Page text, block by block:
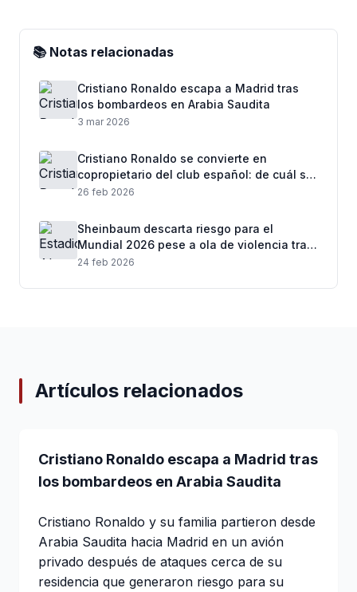
📚 Notas relacionadas
Cristiano Ronaldo escapa a Madrid tras
los bombardeos en Arabia Saudita
3 mar 2026
Cristiano Ronaldo se convierte en
copropietario del club español: de cuál se
trata
26 feb 2026
Sheinbaum descarta riesgo para el
Mundial 2026 pese a ola de violencia tras
muerte de “El Mencho”
24 feb 2026
Artículos relacionados
Cristiano Ronaldo escapa a Madrid tras
los bombardeos en Arabia Saudita
Cristiano Ronaldo y su familia partieron desde
Arabia Saudita hacia Madrid en un avión
privado después de ataques cerca de su
residencia que generaron riesgo para su